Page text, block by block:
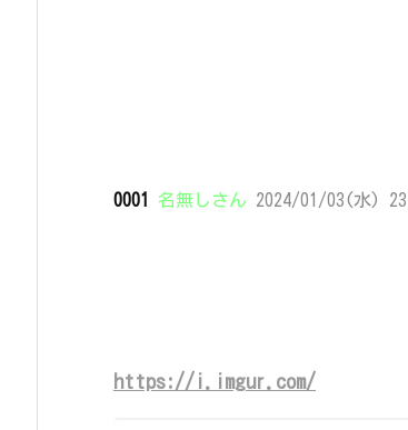
0001 名無しさん 2024/01/03(水)
https://i.imgur.com/